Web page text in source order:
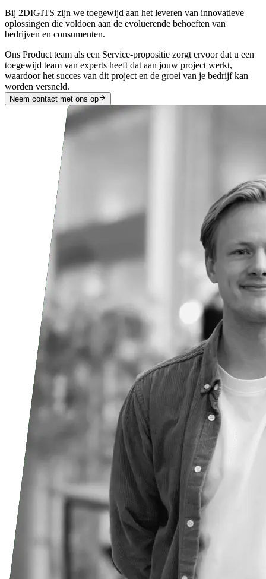
Bij 2DIGITS zijn we toegewijd aan het leveren van innovatieve
oplossingen die voldoen aan de evoluerende behoeften van
bedrijven en consumenten.
Ons Product team als een Service-propositie zorgt ervoor dat u een
toegewijd team van experts heeft dat aan jouw project werkt,
waardoor het succes van dit project en de groei van je bedrijf kan
worden versneld.
Neem contact met ons op